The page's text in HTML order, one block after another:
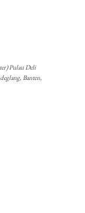
Pulau Deli
Banten,